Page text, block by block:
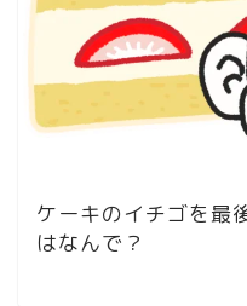
ケーキのイチゴを最
はなんで？